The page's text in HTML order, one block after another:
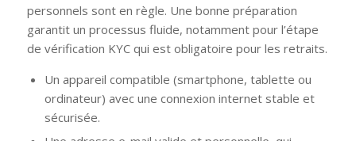
personnels sont en règle. Une bonne préparation
garantit un processus fluide, notamment pour l’étape
de vérification KYC qui est obligatoire pour les retraits.
Un appareil compatible (smartphone, tablette ou
ordinateur) avec une connexion internet stable et
sécurisée.